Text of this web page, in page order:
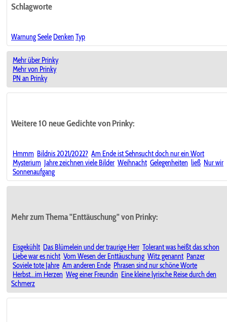
Schlagworte
WarnungSeele Denken Typ
Mehr über Prinky
Mehr von Prinky
PN an Prinky
Weitere 10 neue Gedichte von Prinky:
Hmmm Bildnis 2021/2022? Am Ende ist Sehnsucht doch nur ein Wort
Mysterium Jahre zeichnen viele Bilder Weihnacht Gelegenheiten ließ Nur wir
Sonnenaufgang
Mehr zum Thema "Enttäuschung" von Prinky:
Eisgekühlt Das Blümelein und der traurige Herr Tolerant was heißt das schon
Liebe war es nicht Vom Wesen der Enttäuschung Witz genannt Panzer
Soviele tote Jahre Am anderen Ende Phrasen sind nur schöne Worte
Herbst...im Herzen Weg einer Freundin Eine kleine lyrische Reise durch den
Schmerz